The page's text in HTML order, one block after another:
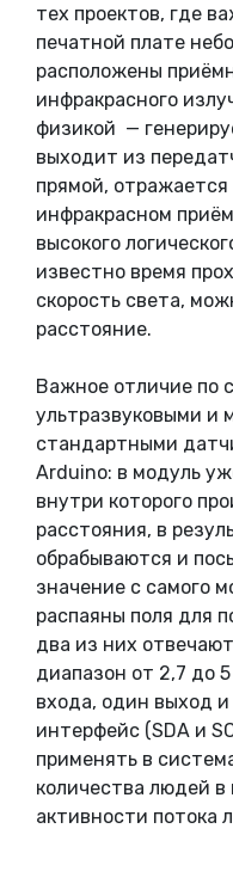
тех проектов, где
печатной плате
расположены
инфракрасного
физикой —
выходит из
прямой,
инфракрасном
высокого
известно время
скорость света,
расстояние.
Важное отличие по
ультразвуковыми и
стандартными
Arduino: в модуль
внутри которого
расстояния, в
обрабываются и
значение с самого
распаяны поля для
два из них
диапазон от 2,7 до
входа, один выход
интерфейс (SDA и
применять в
количества людей
активности потока